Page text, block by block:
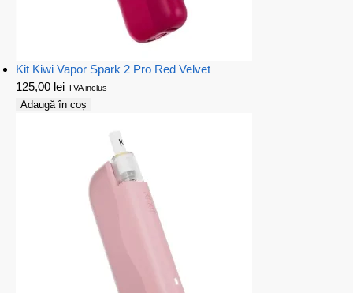
Kit Kiwi Vapor Spark 2 Pro Red Velvet
125,00 lei TVA inclus
Adaugă în coș